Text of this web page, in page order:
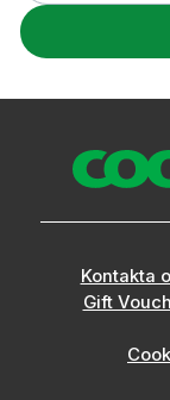
Kontakta
Gift